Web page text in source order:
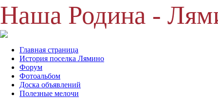
Наша Родина -
Главная страница
История поселка Лямино
Форум
Фотоальбом
Доска объявлений
Полезные мелочи